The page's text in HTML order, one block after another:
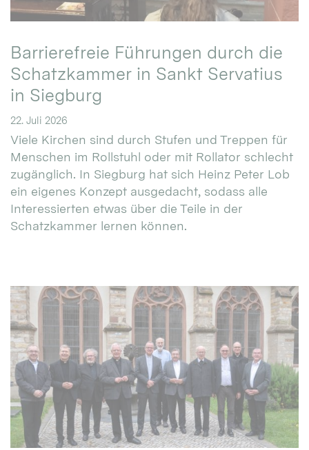
Barrierefreie Führungen durch die
Schatzkammer in Sankt Servatius
in Siegburg
22. Juli 2026
Viele Kirchen sind durch Stufen und Treppen für
Menschen im Rollstuhl oder mit Rollator schlecht
zugänglich. In Siegburg hat sich Heinz Peter Lob
ein eigenes Konzept ausgedacht, sodass alle
Interessierten etwas über die Teile in der
Schatzkammer lernen können.